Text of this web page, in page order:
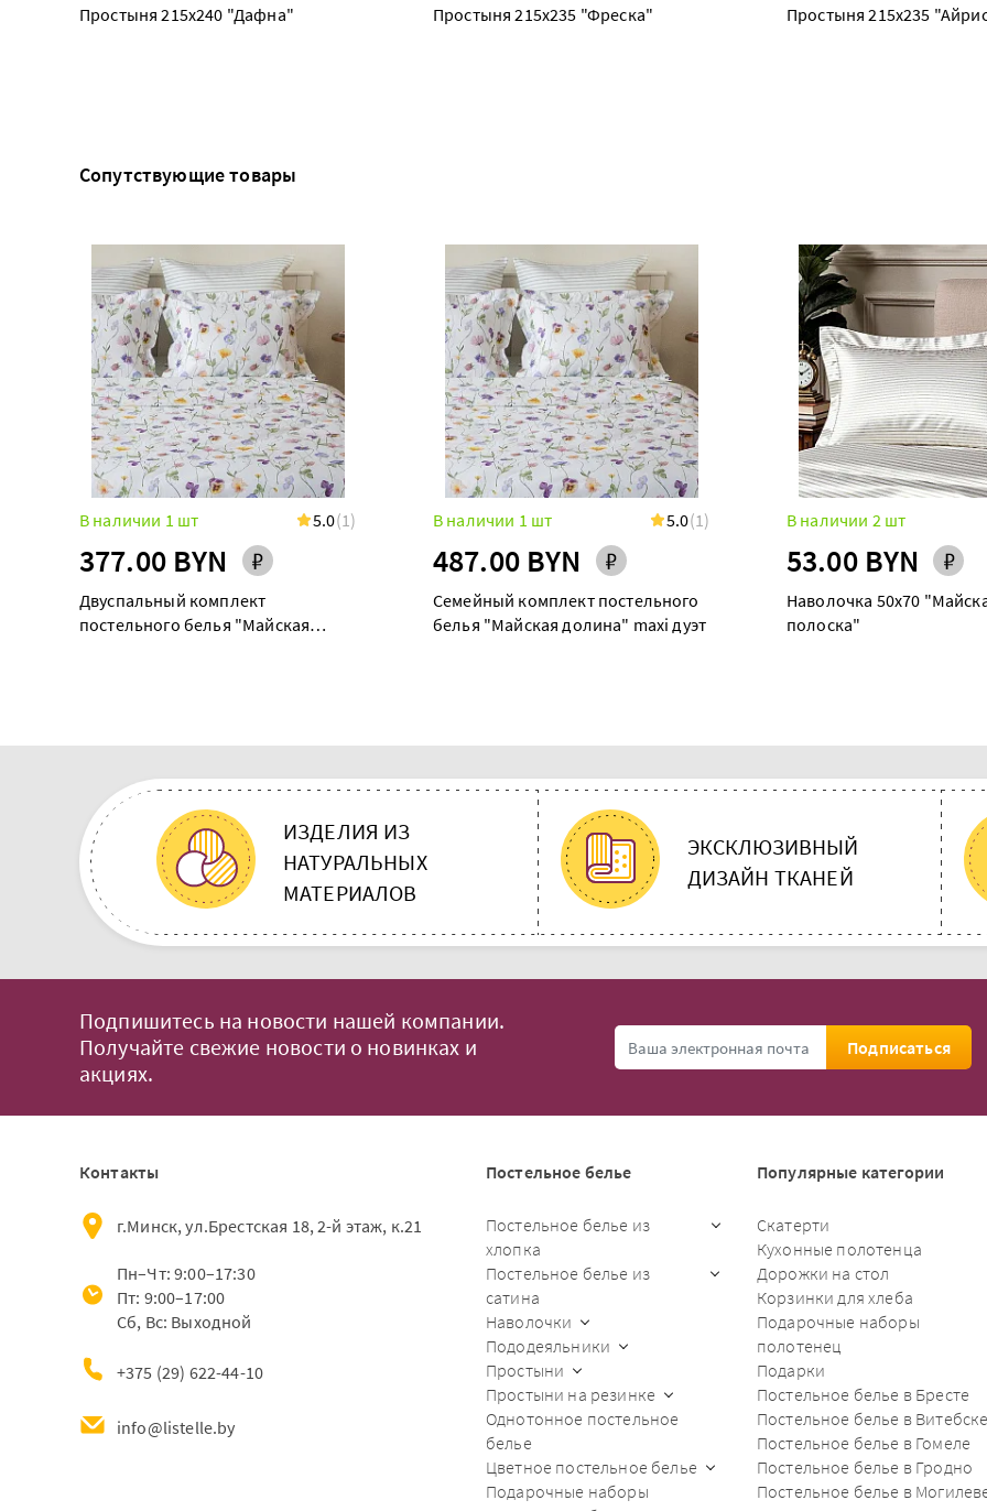
Простыня 215х240 "Дафна" Простыня 215х235 "Фреска" Простыня 215х235
Сопутствующие товары
В наличии 1 шт 5.0(1)
377.00 BYN
Двуспальный комплект
постельного белья "Майская
В наличии 1 шт 5.0(1)
487.00 BYN
Семейный комплект постельного
белья "Майская долина" maxi дуэт
В наличии 2 шт
53.00 BYN
Наволочка 50х70
полоска"
ИЗДЕЛИЯ ИЗ
НАТУРАЛЬНЫХ
МАТЕРИАЛОВ
ЭКСКЛЮЗИВНЫЙ
ДИЗАЙН ТКАНЕЙ
Подпишитесь на новости нашей компании.
Получайте свежие новости о новинках и
акциях.
Подписаться
Контакты
г.Минск, ул.Брестская 18, 2-й этаж, к.21
Пн–Чт: 9:00–17:30
Пт: 9:00–17:00
Сб, Вс: Выходной
+375 (29) 622-44-10
info@listelle.by
Постельное белье
Постельное белье из
хлопка
Постельное белье из
сатина
Наволочки
Пододеяльники
Простыни
Простыни на резинке
Однотонное постельное
белье
Цветное постельное белье
Подарочные наборы
Популярные категории
Скатерти
Кухонные полотенца
Дорожки на стол
Корзинки для хлеба
Подарочные наборы
полотенец
Подарки
Постельное белье в Бресте
Постельное белье в Витебске
Постельное белье в Гомеле
Постельное белье в Гродно
Постельное белье в